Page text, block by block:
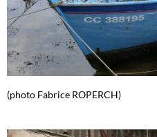
(photo Fabrice ROPERCH)